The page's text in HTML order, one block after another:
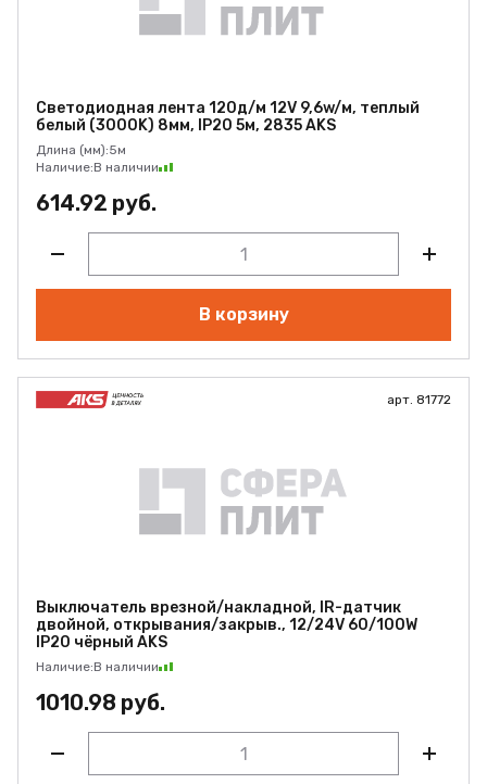
Светодиодная лента 120д/м 12V 9,6w/м, теплый
белый (3000K) 8мм, IP20 5м, 2835 AKS
Длина (мм):5м
Наличие:В наличии
614.92 руб.
В корзину
арт. 81772
Выключатель врезной/накладной, IR-датчик
двойной, открывания/закрыв., 12/24V 60/100W
IP20 чёрный AKS
Наличие:В наличии
1010.98 руб.